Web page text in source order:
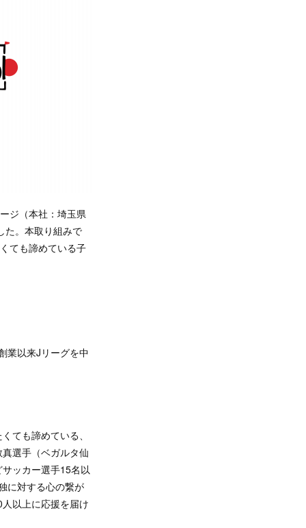
ジ（本社：埼玉県
た。本取り組みで
ても諦めている子
業以来Jリーグを中
ても諦めている、
選手（ベガルタ仙
ッカー選手15名以
に対する心の繋が
以上に応援を届け